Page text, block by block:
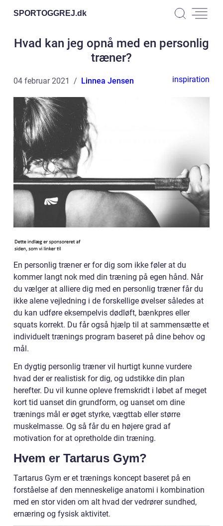
SPORTOGGREJ.dk
Hvad kan jeg opnå med en personlig
træner?
04 februar 2021 Linnea Jensen inspiration
En personlig træner er for dig som ikke føler at du
kommer langt nok med din træning på egen hånd. Når
du vælger at alliere dig med en personlig træner får du
ikke alene vejledning i de forskellige øvelser således at
du kan udføre eksempelvis dødløft, bænkpres eller
squats korrekt. Du får også hjælp til at sammensætte et
individuelt trænings program baseret på dine behov og
mål.
En dygtig personlig træner vil hurtigt kunne vurdere
hvad der er realistisk for dig, og udstikke din plan
herefter. Du vil kunne opleve fremskridt i løbet af meget
kort tid uanset din grundform, og uanset om dine
trænings mål er øget styrke, vægttab eller større
muskelmasse. Og så får du en højere grad af
motivation for at opretholde din træning.
Hvem er Tartarus Gym?
Tartarus Gym er et trænings koncept baseret på en
forståelse af den menneskelige anatomi i kombination
med en stor viden om alt hvad der vedrører sundhed,
ernæring og fysisk aktivitet.